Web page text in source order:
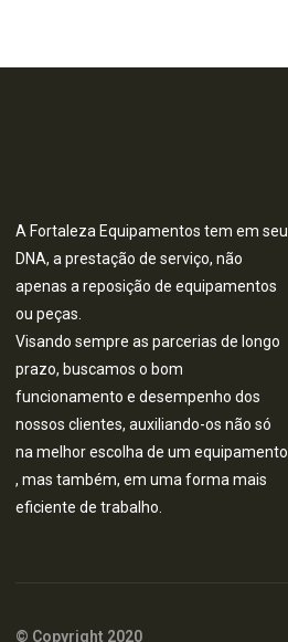
A Fortaleza Equipamentos tem em seu
DNA, a prestação de serviço, não
apenas a reposição de equipamentos
ou peças.
Visando sempre as parcerias de longo
prazo, buscamos o bom
funcionamento e desempenho dos
nossos clientes, auxiliando-os não só
na melhor escolha de um equipamento
, mas também, em uma forma mais
eficiente de trabalho.
© Copyright 2020